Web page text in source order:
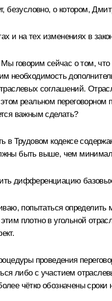
безусловно, о котором,
и на тех изменениях в
говорим сейчас о том, что
необходимость
соглашений.
реальном переговорном
важным сделать?
в Трудовом кодексе
быть выше, чем
дифференциацию
попытаться
плотно в угольной
проведения
либо с участием
чётко обозначены сроки